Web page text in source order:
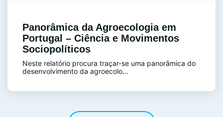
Panorâmica da Agroecologia em
Portugal – Ciência e Movimentos
Sociopolíticos
Neste relatório procura traçar-se uma panorâmica do
desenvolvimento da agroecolo...